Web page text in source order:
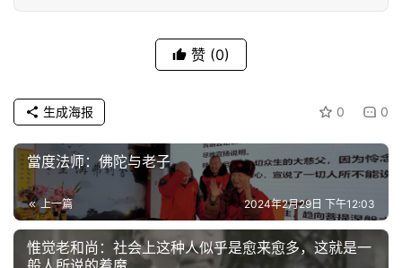
菩
题
公
益
慈
善
佛
赞 (0)
0 0
生成海报
當度法师：佛陀与老子
上一篇 2024年2月29日 下午12:03
惟觉老和尚：社会上这种人似乎是愈来愈多，这就是一